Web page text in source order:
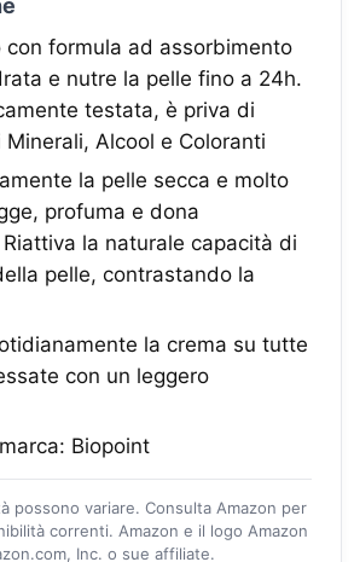
con formula ad assorbimento
e nutre la pelle fino a 24h.
testata, è priva di
Minerali, Alcool e Coloranti
la pelle secca e molto
profuma e dona
la naturale capacità di
pelle, contrastando la
la crema su tutte
con un leggero
Biopoint
possono variare. Consulta Amazon per
correnti. Amazon e il logo Amazon
Inc. o sue affiliate.